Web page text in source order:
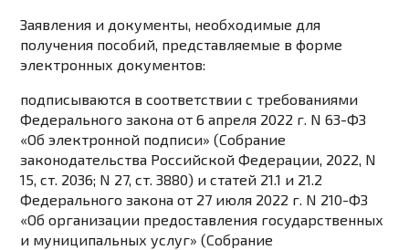
Заявления и документы, необходимые для
получения пособий, представляемые в форме
электронных документов:
подписываются в соответствии с требованиями
Федеральногозакона от 6 апреля 2022 г. N 63-ФЗ
«Об электронной подписи» (Собрание
законодательства Российской Федерации, 2022, N
15, ст. 2036; N 27, ст. 3880) истатей 21.1 и 21.2
Федерального закона от 27 июля 2022 г. N 210-ФЗ
«Об организации предоставления государственных
и муниципальных услуг» (Собрание